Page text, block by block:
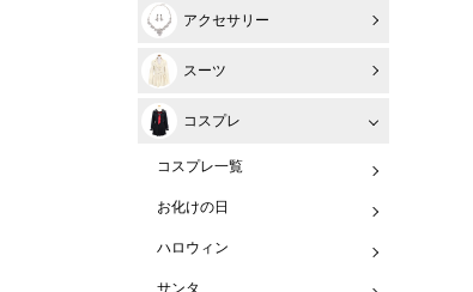
アクセサリー
スーツ
コスプレ
コスプレ一覧
お化けの日
ハロウィン
サンタ